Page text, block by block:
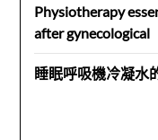
Physiotherapy
after gynecological
睡眠呼吸機冷凝水